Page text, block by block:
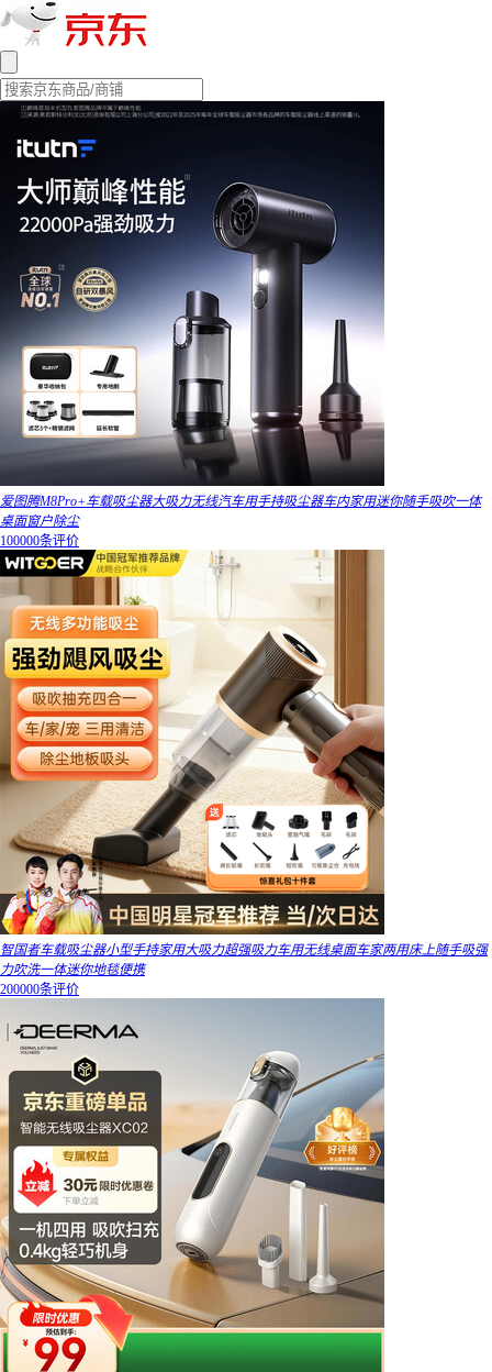
爱图腾M8Pro+车载吸尘器大吸力无线汽车用手持吸尘器车内家用迷你随手吸吹一体
桌面窗户除尘
100000条评价
智国者车载吸尘器小型手持家用大吸力超强吸力车用无线桌面车家两用床上随手吸强
力吹洗一体迷你地毯便携
200000条评价